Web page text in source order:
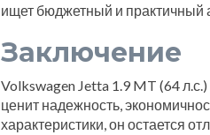
ищет бюджетный и практичный
Заключение
Volkswagen Jetta 1.9 MT (64
ценит надежность,
характеристики, он остается